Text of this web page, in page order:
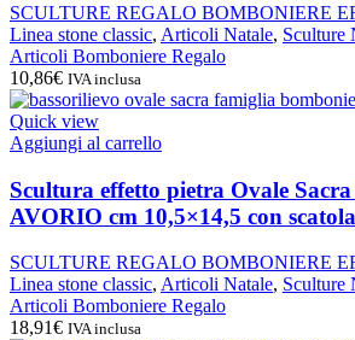
SCULTURE REGALO BOMBONIERE
Linea stone classic, Articoli Natale, Sculture
Articoli Bomboniere Regalo
10,86€ IVA inclusa
Quick view
Aggiungi al carrello
Scultura effetto pietra Ovale
AVORIO cm 10,5×14,5 con scatola
SCULTURE REGALO BOMBONIERE
Linea stone classic, Articoli Natale, Sculture
Articoli Bomboniere Regalo
18,91€ IVA inclusa